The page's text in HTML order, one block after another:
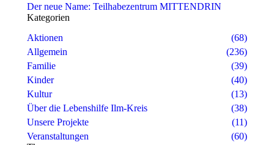
Der neue Name: Teilhabezentrum MITTENDRIN
Kategorien
Aktionen
(68)
Allgemein
(236)
Familie
(39)
Kinder
(40)
Kultur
(13)
Über die Lebenshilfe Ilm-Kreis
(38)
Unsere Projekte
(11)
Veranstaltungen
(60)